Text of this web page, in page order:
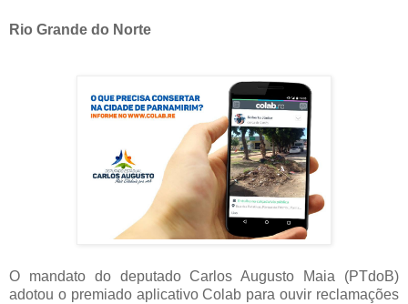
Rio Grande do Norte
O mandato do deputado Carlos Augusto Maia (PTdoB)
adotou o premiado aplicativo Colab para ouvir reclamações